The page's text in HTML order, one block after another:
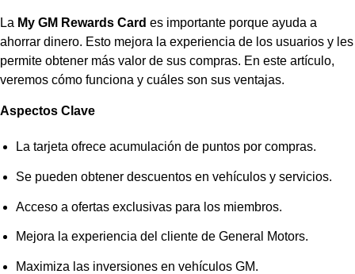
La My GM Rewards Card es importante porque ayuda a
ahorrar dinero. Esto mejora la experiencia de los usuarios y les
permite obtener más valor de sus compras. En este artículo,
veremos cómo funciona y cuáles son sus ventajas.
Aspectos Clave
La tarjeta ofrece acumulación de puntos por compras.
Se pueden obtener descuentos en vehículos y servicios.
Acceso a ofertas exclusivas para los miembros.
Mejora la experiencia del cliente de General Motors.
Maximiza las inversiones en vehículos GM.